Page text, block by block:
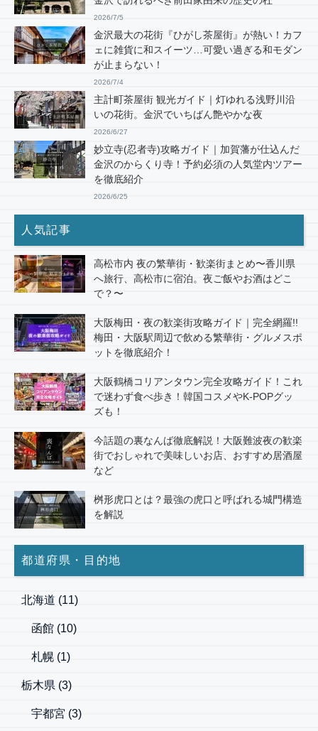
2026/7/5
金沢最大の花街『ひがし茶屋街』が熱い！カフ
ェに雑貨に和スイーツ…可愛い過ぎる和モダン
が止まらない！
2026/7/4
主計町茶屋街 観光ガイド｜灯ゆれる浅野川沿
いの花街。金沢でいちばん艶やかな夜
2026/6/27
妙立寺(忍者寺)攻略ガイド｜加賀藩が仕込んだ
金沢のからくり寺！予約必須の人気堂内ツアー
を徹底紹介
2026/6/25
人気記事
高松市内 夜の繁華街・歓楽街まとめ〜香川県
へ旅行、高松市に宿泊。夜ご飯やお酒はどこ
で？〜
大阪梅田・夜の歓楽街攻略ガイド｜完全網羅!!
梅田・大阪駅周辺で飲める繁華街・グルメスポ
ットを徹底紹介！
大阪鶴橋コリアンタウン完全攻略ガイド！これ
で迷わず食べ歩き！韓国コスメやK-POPグッ
ズも！
今話題の裏なんば徹底解説！大阪難波夜の歓楽
街でおしゃれで美味しいお店、おすすめ居酒屋
など
桝形虎口とは？最強の虎口と呼ばれる城門構造
を解説
都道府県・目的地
北海道 (11)
函館 (10)
札幌 (1)
栃木県 (3)
宇都宮 (3)